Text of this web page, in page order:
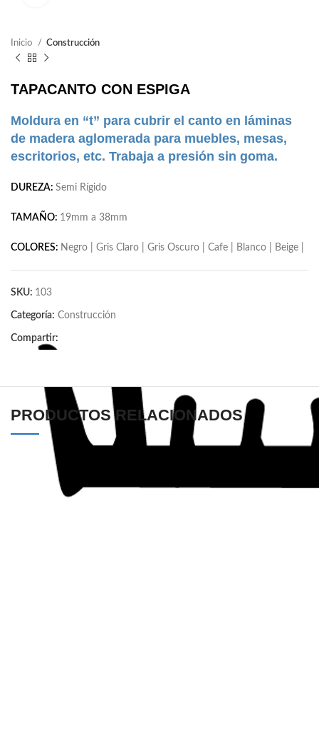
Inicio Construcción
TAPACANTO CON ESPIGA
Moldura en “t” para cubrir el canto en láminas
de madera aglomerada para muebles, mesas,
escritorios, etc. Trabaja a presión sin goma.
DUREZA: Semi Rígido
TAMAÑO: 19mm a 38mm
COLORES: Negro | Gris Claro | Gris Oscuro | Cafe | Blanco | Beige |
SKU: 103
Categoría: Construcción
Compartir:
PRODUCTOS RELACIONADOS